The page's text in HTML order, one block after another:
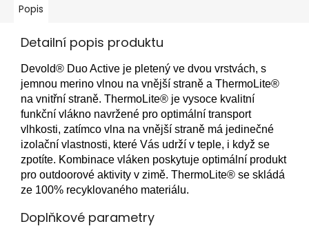
Popis
Detailní popis produktu
Devold® Duo Active je pletený ve dvou vrstvách, s
jemnou merino vlnou na vnější straně a ThermoLite®
na vnitřní straně. ThermoLite® je vysoce kvalitní
funkční vlákno navržené pro optimální transport
vlhkosti, zatímco vlna na vnější straně má jedinečné
izolační vlastnosti, které Vás udrží v teple, i když se
zpotíte. Kombinace vláken poskytuje optimální produkt
pro outdoorové aktivity v zimě. ThermoLite® se skládá
ze 100% recyklovaného materiálu.
Doplňkové parametry